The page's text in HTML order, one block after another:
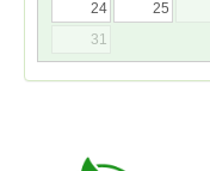
24
25
31